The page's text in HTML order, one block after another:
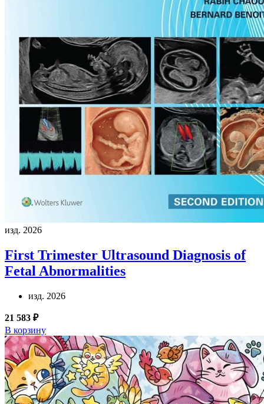
изд. 2026
First Trimester Ultrasound Diagnosis of
Fetal Abnormalities
изд. 2026
21 583 ₽
В корзину